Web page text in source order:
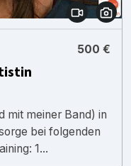
500 €
mit meiner Band) in
bei folgenden
1...